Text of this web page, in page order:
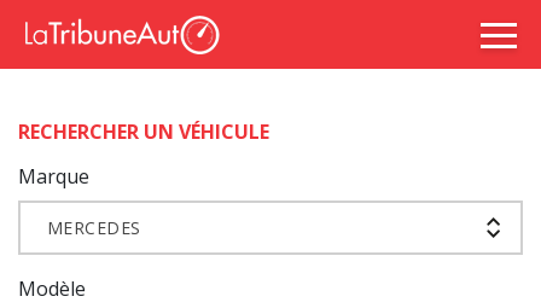
RECHERCHER UN VÉHICULE
Marque
MERCEDES
Modèle